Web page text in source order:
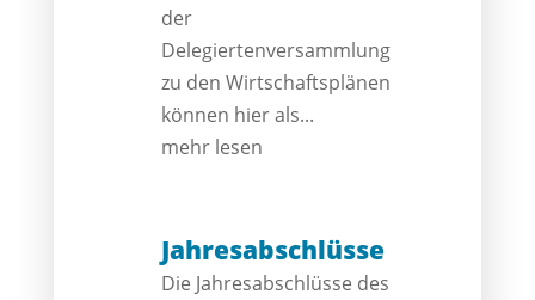
der
Delegiertenversammlung
zu den Wirtschaftsplänen
können hier als...
mehr lesen
Jahres­ab­schlüsse
Die Jahresabschlüsse des